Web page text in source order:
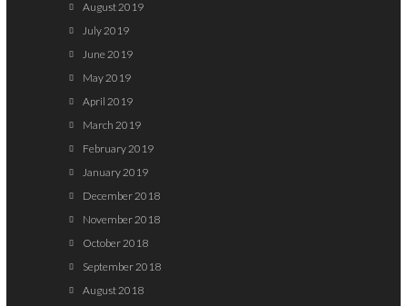
August 2019
July 2019
June 2019
May 2019
April 2019
March 2019
February 2019
January 2019
December 2018
November 2018
October 2018
September 2018
August 2018